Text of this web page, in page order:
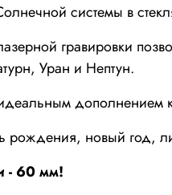
системы в
гравировки
Уран и Нептун.
дополнением
рождения, новый год,
- 60 мм!